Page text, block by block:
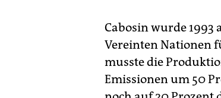
Cabosin wurde
Vereinten Nationen
musste die
Emissionen um 50